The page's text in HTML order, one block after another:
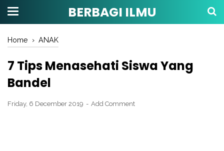
BERBAGI ILMU
Home › ANAK
7 Tips Menasehati Siswa Yang
Bandel
Friday, 6 December 2019 Add Comment